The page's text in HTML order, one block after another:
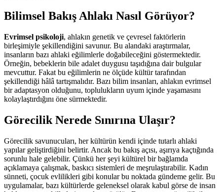
Bilimsel Bakış Ahlakı Nasıl Görüyor?
Evrimsel psikoloji, ahlakın genetik ve çevresel faktörlerin
birleşimiyle şekillendiğini savunur. Bu alandaki araştırmalar,
insanların bazı ahlaki eğilimlerle doğabileceğini göstermektedir.
Örneğin, bebeklerin bile adalet duygusu taşıdığına dair bulgular
mevcuttur. Fakat bu eğilimlerin ne ölçüde kültür tarafından
şekillendiği hâlâ tartışmalıdır. Bazı bilim insanları, ahlakın evrimsel
bir adaptasyon olduğunu, toplulukların uyum içinde yaşamasını
kolaylaştırdığını öne sürmektedir.
Görecilik Nerede Sınırına Ulaşır?
Görecilik savunucuları, her kültürün kendi içinde tutarlı ahlaki
yapılar geliştirdiğini belirtir. Ancak bu bakış açısı, aşırıya kaçtığında
sorunlu hale gelebilir. Çünkü her şeyi kültürel bir bağlamda
açıklamaya çalışmak, baskıcı sistemleri de meşrulaştırabilir. Kadın
sünneti, çocuk evlilikleri gibi konular bu noktada gündeme gelir. Bu
uygulamalar, bazı kültürlerde geleneksel olarak kabul görse de insan